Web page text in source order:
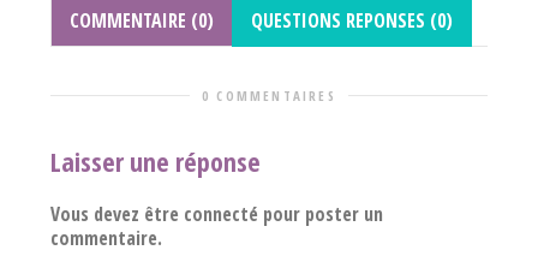
COMMENTAIRE (0)
QUESTIONS REPONSES (0)
0 COMMENTAIRES
Laisser une réponse
Vous devez être connecté pour poster un
commentaire.